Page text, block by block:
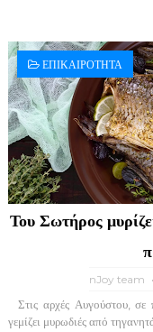
ΕΠΙΚΑΙΡΟΤΗΤΑ
Του Σωτήρος
nJoy team
Στις αρχές Αυγούστου, σε
γεμίζει μυρωδιές από